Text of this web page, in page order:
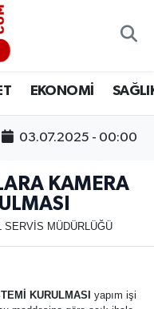
EKONOMİ
03.07.2025 - 00:00
KAMERA
MÜDÜRLÜĞÜ
KURULMASI yapım işi
Fikstür